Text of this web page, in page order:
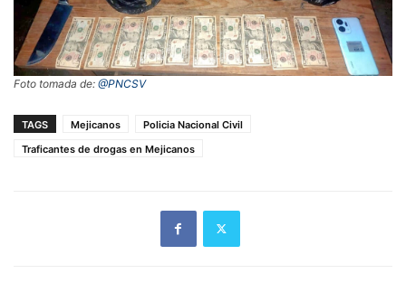
Foto tomada de: @PNCSV
TAGS Mejicanos
Policia Nacional Civil
Traficantes de drogas en Mejicanos